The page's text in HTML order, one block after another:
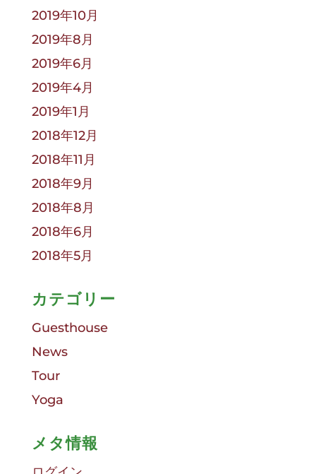
2019年10月
2019年8月
2019年6月
2019年4月
2019年1月
2018年12月
2018年11月
2018年9月
2018年8月
2018年6月
2018年5月
カテゴリー
Guesthouse
News
Tour
Yoga
メタ情報